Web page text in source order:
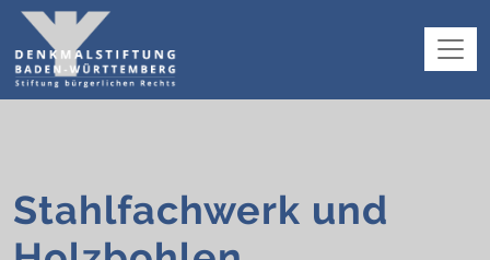
Stahlfachwerk und